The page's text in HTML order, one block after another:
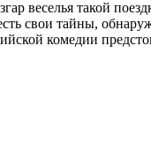
веселья такой
свои тайны,
комедии